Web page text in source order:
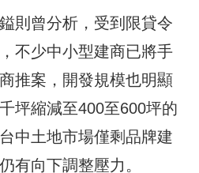
則曾分析，受到限貸令
不少中小型建商已將手
推案，開發規模也明顯
坪縮減至400至600坪的
中土地市場僅剩品牌建
有向下調整壓力。